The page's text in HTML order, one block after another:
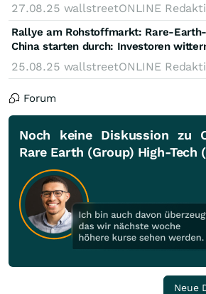
27.08.25 wallstreetONLINE
Rallye am Rohstoffmarkt: Rare-
China starten durch: Investoren
25.08.25 wallstreetONLINE
Forum
Noch keine Diskussion zu
Rare Earth (Group) High-Tech
Neue